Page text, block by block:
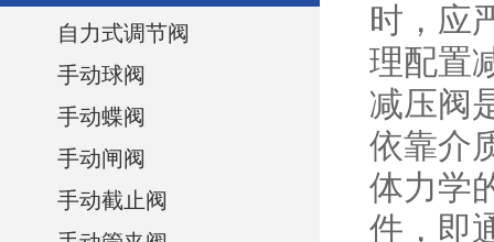
自力式调节阀
手动球阀
手动蝶阀
手动闸阀
手动截止阀
时，应
理配置
减压阀
依靠介
体力学
件，即